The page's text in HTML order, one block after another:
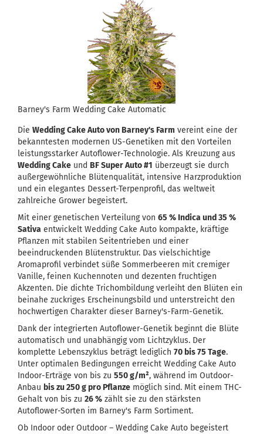
Barney's Farm Wedding Cake Automatic
Die Wedding Cake Auto von Barney's Farm vereint eine der
bekanntesten modernen US-Genetiken mit den Vorteilen
leistungsstarker Autoflower-Technologie. Als Kreuzung aus
Wedding Cake und BF Super Auto #1 überzeugt sie durch
außergewöhnliche Blütenqualität, intensive Harzproduktion
und ein elegantes Dessert-Terpenprofil, das weltweit
zahlreiche Grower begeistert.
Mit einer genetischen Verteilung von 65 % Indica und 35 %
Sativa entwickelt Wedding Cake Auto kompakte, kräftige
Pflanzen mit stabilen Seitentrieben und einer
beeindruckenden Blütenstruktur. Das vielschichtige
Aromaprofil verbindet süße Sommerbeeren mit cremiger
Vanille, feinen Kuchennoten und dezenten fruchtigen
Akzenten. Die dichte Trichombildung verleiht den Blüten ein
beinahe zuckriges Erscheinungsbild und unterstreicht den
hochwertigen Charakter dieser Barney's-Farm-Genetik.
Dank der integrierten Autoflower-Genetik beginnt die Blüte
automatisch und unabhängig vom Lichtzyklus. Der
komplette Lebenszyklus beträgt lediglich 70 bis 75 Tage.
Unter optimalen Bedingungen erreicht Wedding Cake Auto
Indoor-Erträge von bis zu 550 g/m², während im Outdoor-
Anbau bis zu 250 g pro Pflanze möglich sind. Mit einem THC-
Gehalt von bis zu 26 % zählt sie zu den stärksten
Autoflower-Sorten im Barney's Farm Sortiment.
Ob Indoor oder Outdoor – Wedding Cake Auto begeistert